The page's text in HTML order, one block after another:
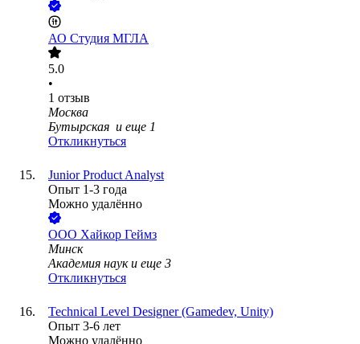
АО Студия МГЛА
5.0
•
1 отзыв
Москва
Бутырская и еще 1
Откликнуться
Junior Product Analyst
Опыт 1-3 года
Можно удалённо
ООО Хайкор Геймз
Минск
Академия наук и еще 3
Откликнуться
Technical Level Designer (Gamedev, Unity)
Опыт 3-6 лет
Можно удалённо